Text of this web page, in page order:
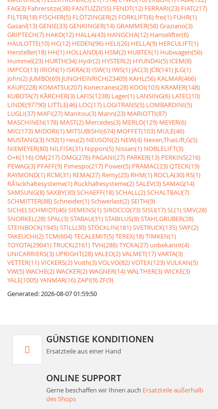
FAG(3) Fahrersitze(38) FANTUZZI(55) FENDT(12) FERRARI(23) FIAT(217)
FILTER(18) FISCHER(5) FLÖTZINGER(2) FORKLIFT(6)frei(1) FÜHR(1)
Gasanl(13)GENIE(33)GENKINGER(14)GRAMMER(58)Graziano(3)
GRIPTECH(7) HAKO(12) HALLA(43) HANGCHA(12) Hanselifter(6)
HAULOTTE(10) HC(12) HEDEN(96) HELI(26) HELLA(9) HERCULIFT(1)
Hersteller(18) HH(1) HOLLAND(4) HSM(2) HUBTEX(1) Hubwagen(56)
Hummel(23) HURTH(34) Hydr(2) HYSTER(2) HYUNDAI(5) ICEM(8)
IMPCO(13) IRION(1) ISKRA(3) ISW(1) IWS(1) JAC(3) JCB(141) JLG(1)
John(2) JUMBO(69) JUNGHEINRICH(23409) KAHL(56) KALMAR(466)
KAUP(228) KOMATSU(207) Konecranes(28) KOOI(103) KRAMER(148)
KUBOTA(7) KÃRCHER(3) LAFIS(1238) Lager(1) LANSING(6) LATEC(10)
LINDE(97790) LITTLE(46) LOC(17) LOGITRANS(5) LOMBARDINI(5)
LUGLI(37) MAFI(27) Manitou(3) Mann(23) MARIOTTI(87)
MASCHINEN(178) MAST(2) Mercedes(3) MERLO(129) MEYER(6)
MIC(173) MIDORI(1) MITSUBISHI(674) MOFFET(103) MULE(46)
MUSTANG(3) N92(1) neu(2) NEUSON(2) NEW(4) Nexen,ThaiLift,G(5)
NIEMEYER(80) NILFISK(31) Nippon(5) Nissan(1) NOBLELIFT(3)
O+K(116)OM(217)OMG(276) PAGANI(27) PARKER(13) PERKINS(216)
PEWAG(3) PFAFF(9) Pimespo(217) Power(5) PRAMAC(23)QTECK(19)
RAYMOND(1) RCM(31) REMA(27) Remy(25) RHM(1) ROCLA(30) RS(1)
RÃ¼ckhaltesysteme(1) Rückhaltesysteme(2)SALEV(3)SAMAG(14)
SAMSUNG(8)SAXBY(30)SCHAEFF(18)SCHALL(2)SCHALTBAU(7)
SCHMITTER(88)Schneider(1)Schwerlast(2)SEITH(9)
SICHELSCHMIDT(46)SIEMENS(1)SIROCCO(73)SISU(17)SL(1)SMV(28)
SNORKEL(28)SPAL(3)STABAU(31)STABILUS(8)STAHLGRUBER(28)
STEINBOCK(1945)STILL(30)STÖCKLIN(181)SVETRUCK(135)SWF(2)
TAKEUCHI(2)TCM(604)TECALEMIT(5)TEREX(18)TIMKEN(1)
TOYOTA(29041)TRUCK(2161)TVH(288)TYCKA(27) unbekannt(4)
UNICARRIERS(3) UPRIGHT(28)VALEO(2)VALMET(17)VARTA(3)
VETTER(11)VICKERS(2)Voith(3)VOLVO(82)VOTEX(123)VULKAN(5)
VW(5)WACHE(2)WACKER(2)WAGNER(14)WALTHER(3)WICKE(3)
YALE(1005)YANMAR(16)ZAPI(9)ZF(9)
Generated: 2026-08-07 01:59:50
GÜNSTIGE KONDITIONEN
Ersatzteile aus einer Hand
ONLINE SUPPORT
Gerne beschaffen wir Ihnen auch Ersatzteile außerhalb
des Shops